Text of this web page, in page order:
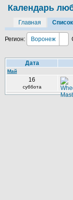
Календарь
Главная
Регион: Воронеж
Дата
Май
16
суббота